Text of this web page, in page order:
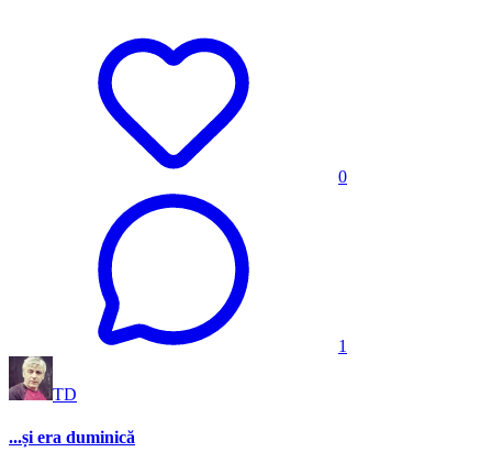
0
1
TD
...și era duminică